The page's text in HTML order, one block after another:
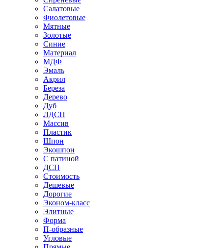
Салатовые
Фиолетовые
Мятные
Золотые
Синие
Материал
МДФ
Эмаль
Акрил
Береза
Дерево
Дуб
ЛДСП
Массив
Пластик
Шпон
Экошпон
С патиной
ДСП
Стоимость
Дешевые
Дорогие
Эконом-класс
Элитные
Форма
П-образные
Угловые